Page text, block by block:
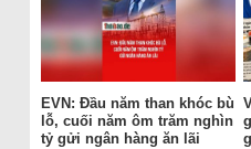
EVN: Đầu năm than khóc bù
lỗ, cuối năm ôm trăm nghìn
tỷ gửi ngân hàng ăn lãi